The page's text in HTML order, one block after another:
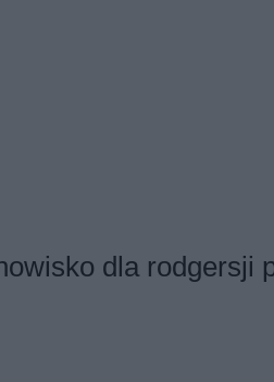
dla rodgersji